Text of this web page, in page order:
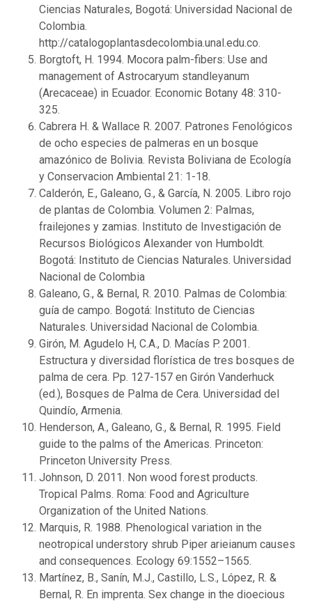
Ciencias Naturales, Bogotá: Universidad Nacional de
Colombia.
http://catalogoplantasdecolombia.unal.edu.co.
Borgtoft, H. 1994. Mocora palm-fibers: Use and
management of Astrocaryum standleyanum
(Arecaceae) in Ecuador. Economic Botany 48: 310-
325.
Cabrera H. & Wallace R. 2007. Patrones Fenológicos
de ocho especies de palmeras en un bosque
amazónico de Bolivia. Revista Boliviana de Ecología
y Conservacion Ambiental 21: 1-18.
Calderón, E., Galeano, G., & García, N. 2005. Libro rojo
de plantas de Colombia. Volumen 2: Palmas,
frailejones y zamias. Instituto de Investigación de
Recursos Biológicos Alexander von Humboldt.
Bogotá: Instituto de Ciencias Naturales. Universidad
Nacional de Colombia
Galeano, G., & Bernal, R. 2010. Palmas de Colombia:
guía de campo. Bogotá: Instituto de Ciencias
Naturales. Universidad Nacional de Colombia.
Girón, M. Agudelo H, C.A., D. Macías P. 2001.
Estructura y diversidad florística de tres bosques de
palma de cera. Pp. 127-157 en Girón Vanderhuck
(ed.), Bosques de Palma de Cera. Universidad del
Quindío, Armenia.
Henderson, A., Galeano, G., & Bernal, R. 1995. Field
guide to the palms of the Americas. Princeton:
Princeton University Press.
Johnson, D. 2011. Non wood forest products.
Tropical Palms. Roma: Food and Agriculture
Organization of the United Nations.
Marquis, R. 1988. Phenological variation in the
neotropical understory shrub Piper arieianum causes
and consequences. Ecology 69:1552–1565.
Martínez, B., Sanín, M.J., Castillo, L.S., López, R. &
Bernal, R. En imprenta. Sex change in the dioecious